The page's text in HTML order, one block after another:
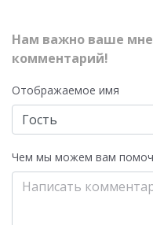
Нам важно ваше
комментарий!
Отображаемое имя
Чем мы можем вам